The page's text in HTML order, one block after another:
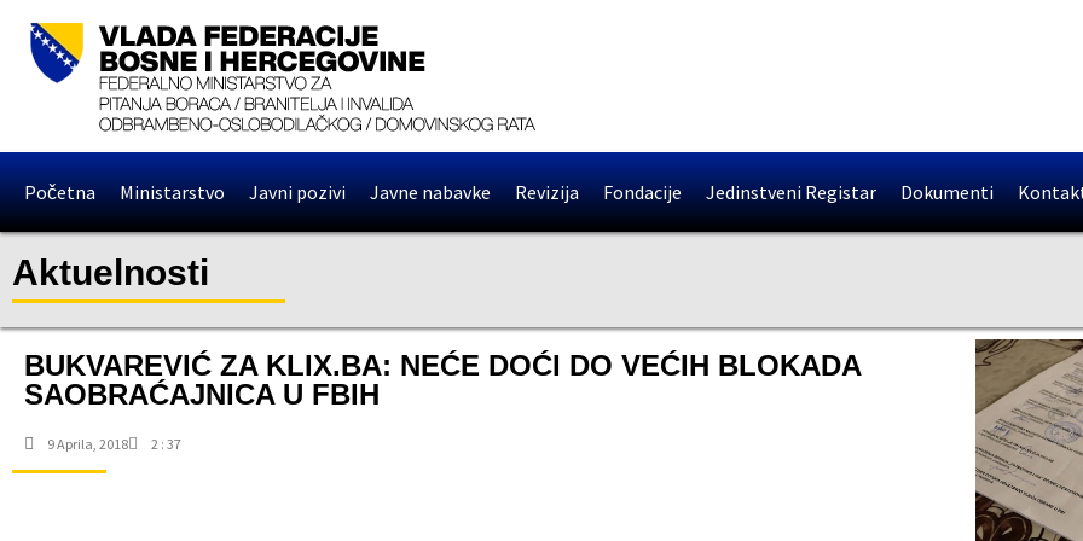
Početna Ministarstvo Javni pozivi Javne nabavke Revizija Fondacije Jedinstveni Registar Dokumenti
Aktuelnosti
BUKVAREVIĆ ZA KLIX.BA: NEĆE DOĆI DO VEĆIH BLOKADA
SAOBRAĆAJNICA U FBIH
9 Aprila, 2018 2 : 37